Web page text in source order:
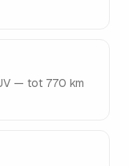
— tot 770 km